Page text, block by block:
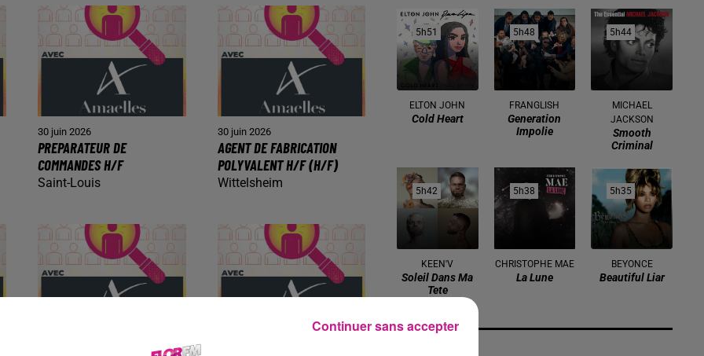
30 juin 2026
PREPARATEUR DE
COMMANDES H/F
Saint-Louis
30 juin 2026
AGENT DE FABRICATION
POLYVALENT H/F (H/F)
Wittelsheim
5h51
5h51
ELTON JOHN
Cold Heart
5h48
5h48
FRANGLISH
Generation
Impolie
5h44
5h44
MICHAEL
JACKSON
Smooth
Criminal
5h42
5h42
KEEN'V
Soleil Dans Ma
Tete
5h38
5h38
CHRISTOPHE MAE
La Lune
5h35
5h35
BEYONCE
Beautiful Liar
Continuer sans accepter